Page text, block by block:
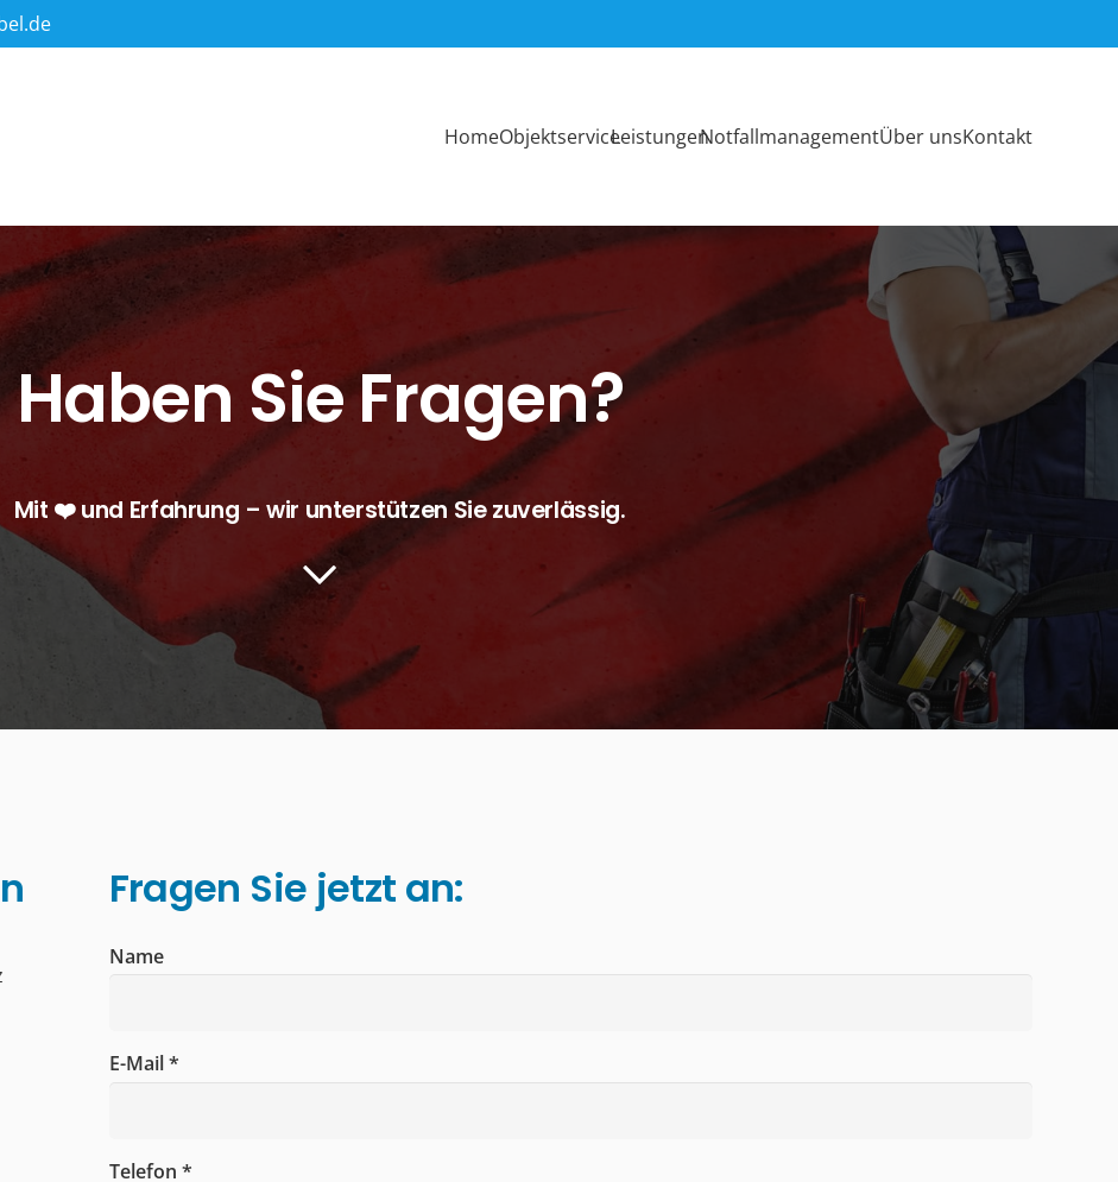
HomeObjektserviceLeistungenNotfallmanagementÜber unsKontakt
Haben Sie Fragen?
Mit ❤️ und Erfahrung – wir unterstützen Sie zuverlässig.
Fragen Sie jetzt an:
Name
E-Mail *
Telefon *